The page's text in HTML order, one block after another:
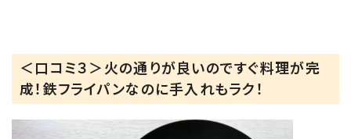
使った後はたわしでゴシゴシ。
⁡普通の鉄フライパンと違って洗ったあと油引か
なくていいのめちゃくちゃ助かります！！🥺
それがスーパー鉄フライパン‼️
＜口コミ３＞火の通りが良いのですぐ料理が完
成！鉄フライパンなのに手入れもラク！